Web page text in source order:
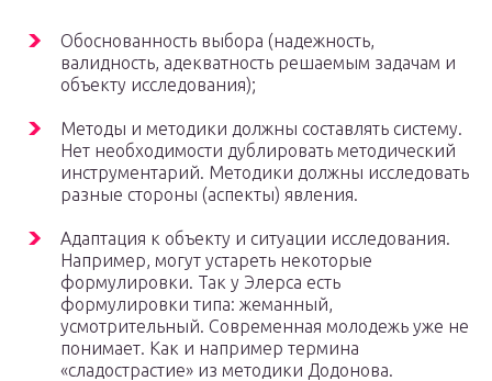
Обоснованность выбора (надежность,
валидность, адекватность решаемым задачам и
объекту исследования);
Методы и методики должны составлять систему.
Нет необходимости дублировать методический
инструментарий. Методики должны исследовать
разные стороны (аспекты) явления.
Адаптация к объекту и ситуации исследования.
Например, могут устареть некоторые
формулировки. Так у Элерса есть
формулировки типа: жеманный,
усмотрительный. Современная молодежь уже не
понимает. Как и например термина
«сладострастие» из методики Додонова.